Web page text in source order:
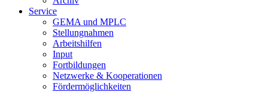
Service
GEMA und MPLC
Stellungnahmen
Arbeitshilfen
Input
Fortbildungen
Netzwerke & Kooperationen
Fördermöglichkeiten